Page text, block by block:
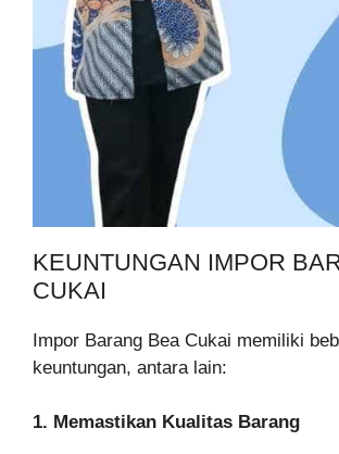
KEUNTUNGAN IMPOR
CUKAI
Impor Barang Bea Cukai memiliki
keuntungan, antara lain:
1. Memastikan Kualitas Barang